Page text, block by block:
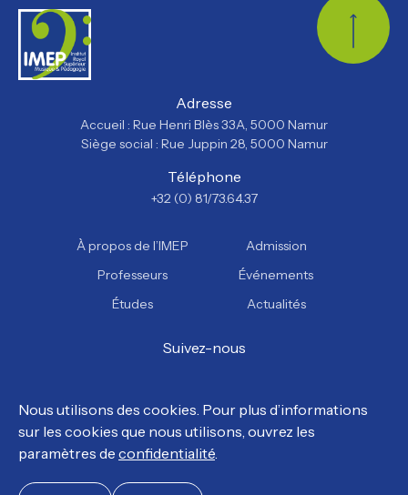
Adresse
Accueil : Rue Henri Blès 33A, 5000 Namur
Siège social : Rue Juppin 28, 5000 Namur
Téléphone
+32 (0) 81/73.64.37
À propos de l’IMEP
Professeurs
Études
Admission
Événements
Actualités
Suivez-nous
© Tous droits réservés, IMEP 2026.
Nous utilisons des cookies. Pour plus d’informations
sur les cookies que nous utilisons, ouvrez les
paramètres de confidentialité.